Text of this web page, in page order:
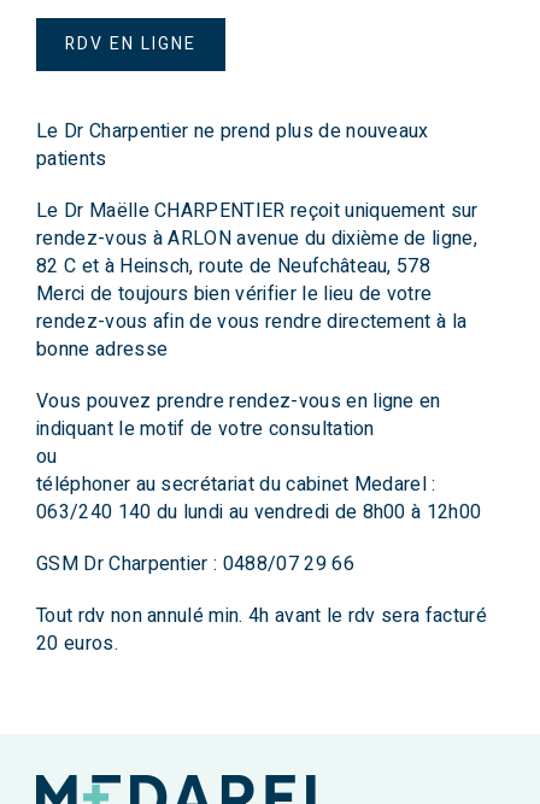
RDV EN LIGNE
Le Dr Charpentier ne prend plus de nouveaux
patients
Le Dr Maëlle CHARPENTIER reçoit uniquement sur
rendez-vous à ARLON avenue du dixième de ligne,
82 C et à Heinsch, route de Neufchâteau, 578
Merci de toujours bien vérifier le lieu de votre
rendez-vous afin de vous rendre directement à la
bonne adresse
Vous pouvez prendre rendez-vous en ligne en
indiquant le motif de votre consultation
ou
téléphoner au secrétariat du cabinet Medarel :
063/240 140 du lundi au vendredi de 8h00 à 12h00
GSM Dr Charpentier : 0488/07 29 66
Tout rdv non annulé min. 4h avant le rdv sera facturé
20 euros.